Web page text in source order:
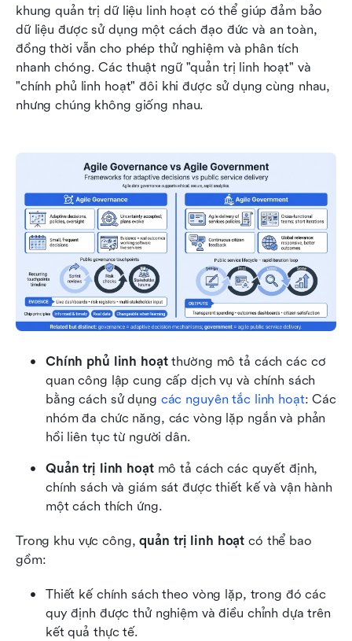
khung quản trị dữ liệu linh hoạt có thể giúp đảm bảo
dữ liệu được sử dụng một cách đạo đức và an toàn,
đồng thời vẫn cho phép thử nghiệm và phân tích
nhanh chóng. Các thuật ngữ "quản trị linh hoạt" và
"chính phủ linh hoạt" đôi khi được sử dụng cùng nhau,
nhưng chúng không giống nhau.
Chính phủ linh hoạt thường mô tả cách các cơ
quan công lập cung cấp dịch vụ và chính sách
bằng cách sử dụng các nguyên tắc linh hoạt: Các
nhóm đa chức năng, các vòng lặp ngắn và phản
hồi liên tục từ người dân.
Quản trị linh hoạt mô tả cách các quyết định,
chính sách và giám sát được thiết kế và vận hành
một cách thích ứng.
Trong khu vực công, quản trị linh hoạt có thể bao
gồm:
Thiết kế chính sách theo vòng lặp, trong đó các
quy định được thử nghiệm và điều chỉnh dựa trên
kết quả thực tế.